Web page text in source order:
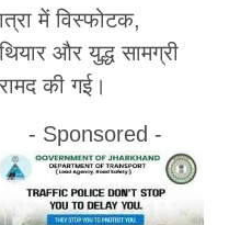
में विस्फोटक,
और युद्ध सामग्री
की गई।
- Sponsored -